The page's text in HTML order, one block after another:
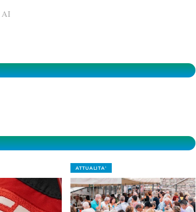
AI
ATTUALITA'